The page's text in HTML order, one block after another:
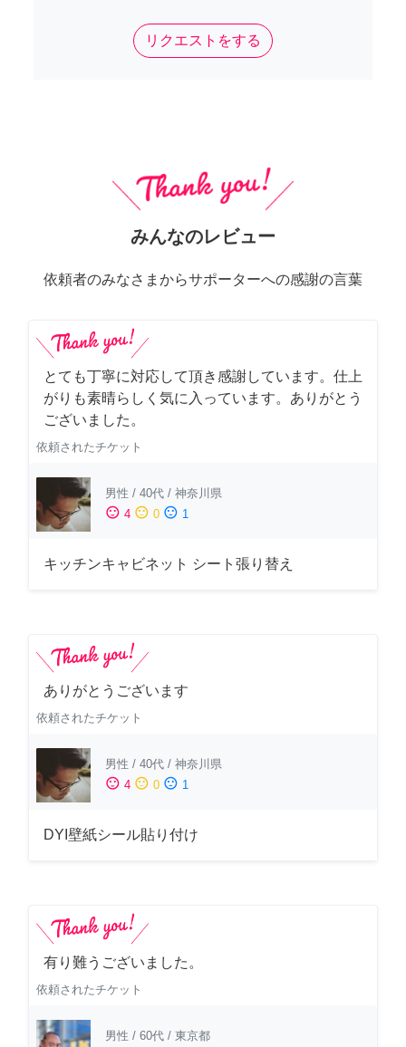
リクエストをする
みんなのレビュー
依頼者のみなさまからサポーターへの感謝の言葉
とても丁寧に対応して頂き感謝しています。仕上
がりも素晴らしく気に入っています。ありがとう
ございました。
依頼されたチケット
男性 / 40代 / 神奈川県
sentiment_satisfied 4 sentiment_neutral 0 sentiment_dissatisfied 1
キッチンキャビネット シート張り替え
ありがとうございます
依頼されたチケット
男性 / 40代 / 神奈川県
sentiment_satisfied 4 sentiment_neutral 0 sentiment_dissatisfied 1
DYI壁紙シール貼り付け
有り難うございました。
依頼されたチケット
男性 / 60代 / 東京都